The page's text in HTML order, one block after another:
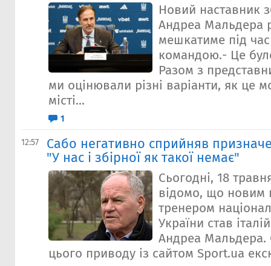
Новий наставник
Андреа Мальдера
мешкатиме під
командою.- Це
Разом з
ми оцінювали різні варіанти, як це
місті...
1
12:57
Сабо негативно сприйняв
"У нас і збірної як такої немає"
Сьогодні, 18
відомо, що новим
тренером
України став
Андреа Мальдера.
цього приводу із сайтом Sport.ua